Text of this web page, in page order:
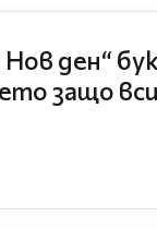
ден“
защо